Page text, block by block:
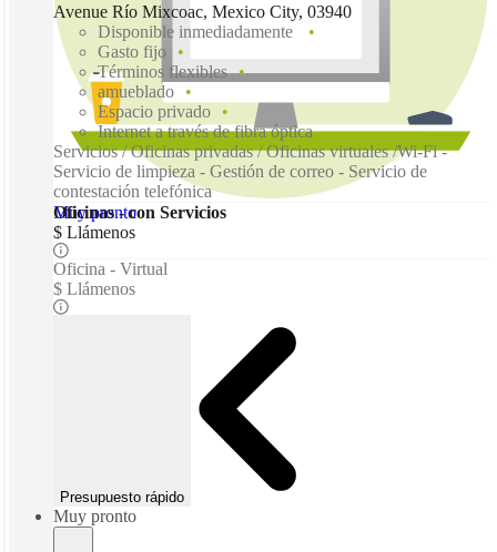
Muy pronto
Avenue Río Mixcoac, Mexico City, 03940
Disponible inmediadamente
Gasto fijo
Términos flexibles
amueblado
Espacio privado
Internet a través de fibra óptica
Servicios / Oficinas privadas / Oficinas virtuales /Wi-Fi -
Servicio de limpieza - Gestión de correo - Servicio de
contestación telefónica
Oficinas - con Servicios
$ Llámenos
Oficina - Virtual
$ Llámenos
Presupuesto rápido
Muy pronto